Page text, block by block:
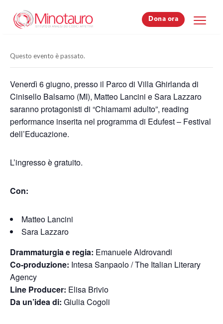
Dona ora
Dona ora
Questo evento è passato.
Venerdì 6 giugno, presso il Parco di Villa Ghirlanda di
Cinisello Balsamo (MI), Matteo Lancini e Sara Lazzaro
saranno protagonisti di “Chiamami adulto”, reading
performance inserita nel programma di Edufest – Festival
dell’Educazione.
L’ingresso è gratuito.
Con:
Matteo Lancini
Sara Lazzaro
Drammaturgia e regia: Emanuele Aldrovandi
Co-produzione: Intesa Sanpaolo / The Italian Literary
Agency
Line Producer: Elisa Brivio
Da un’idea di: Giulia Cogoli